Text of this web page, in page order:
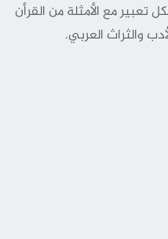
تعبير مع الأمثلة من القرأن
والثراث العربي.